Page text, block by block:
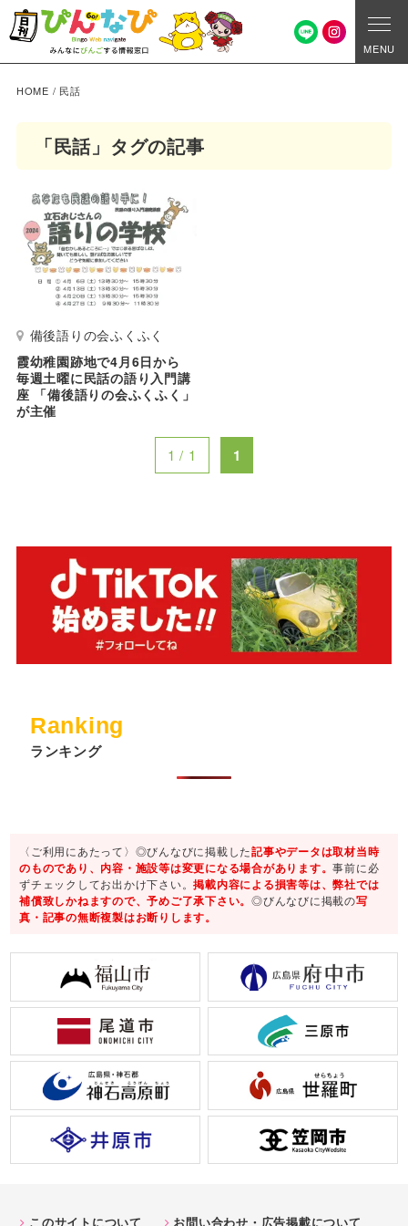
MENU
HOME / 民話
「民話」タグの記事
備後語りの会ふくふく
霞幼稚園跡地で4月6日から
毎週土曜に民話の語り入門講
座 「備後語りの会ふくふく」
が主催
1 / 1 1
Ranking
ランキング
〈ご利用にあたって〉◎びんなびに掲載した記事やデータは取材当時
のものであり、内容・施設等は変更になる場合があります。事前に必
ずチェックしてお出かけ下さい。掲載内容による損害等は、弊社では
補償致しかねますので、予めご了承下さい。◎びんなびに掲載の写
真・記事の無断複製はお断りします。
このサイトについて お問い合わせ・広告掲載について